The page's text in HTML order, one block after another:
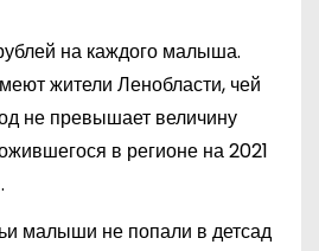
на каждого малыша.
жители Ленобласти, чей
не превышает величину
в регионе на 2021
малыши не попали в детсад